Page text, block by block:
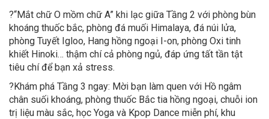
?“Mắt chữ O mồm chữ A” khi lạc giữa Tầng 2 với phòng bùn
khoáng thuốc bắc, phòng đá muối Himalaya, đá núi lửa,
phòng Tuyết Igloo, Hang hồng ngoại I-on, phòng Oxi tinh
khiết Hinoki… thậm chí cả phòng ngủ, đáp ứng tất tần tật
tiêu chí để bạn xả stress.
?Khám phá Tầng 3 ngay: Mời bạn làm quen với Hồ ngâm
chân suối khoáng, phòng thuốc Bắc tia hồng ngoại, chuỗi ion
trị liệu màu sắc, học Yoga và Kpop Dance miễn phí, khu